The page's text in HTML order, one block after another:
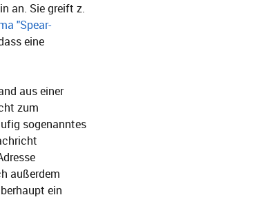
an. Sie greift z.
"Spear-
eine
aus einer
zum
sogenanntes
außerdem
ein